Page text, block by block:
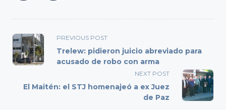
<span
class="nav-
subtitle
reader-
PREVIOUS POST
Trelew: pidieron juicio abreviado para
acusado de robo con arma
NEXT POST
El Maitén: el STJ homenajeó a ex Juez
de Paz